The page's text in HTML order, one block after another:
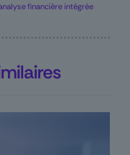
financière intégrée